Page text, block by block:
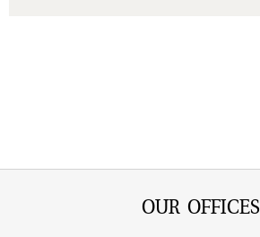
OUR OFFICES